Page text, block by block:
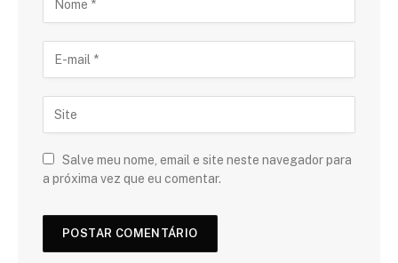
Salve meu nome, email e site neste navegador para
a próxima vez que eu comentar.